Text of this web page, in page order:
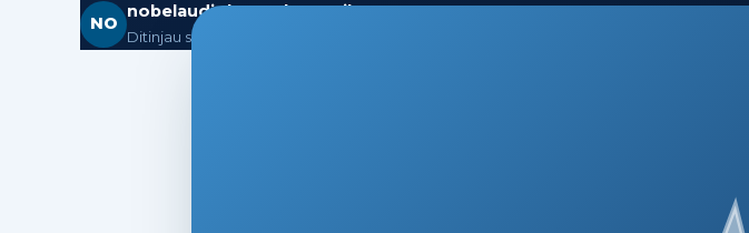
NO
nobelaudiology@hotmail.com
Ditinjau secara medis